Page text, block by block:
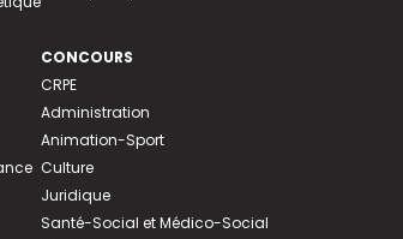
CONCOURS
CRPE
Administration
Animation-Sport
Culture
Juridique
Santé-Social et Médico-Social